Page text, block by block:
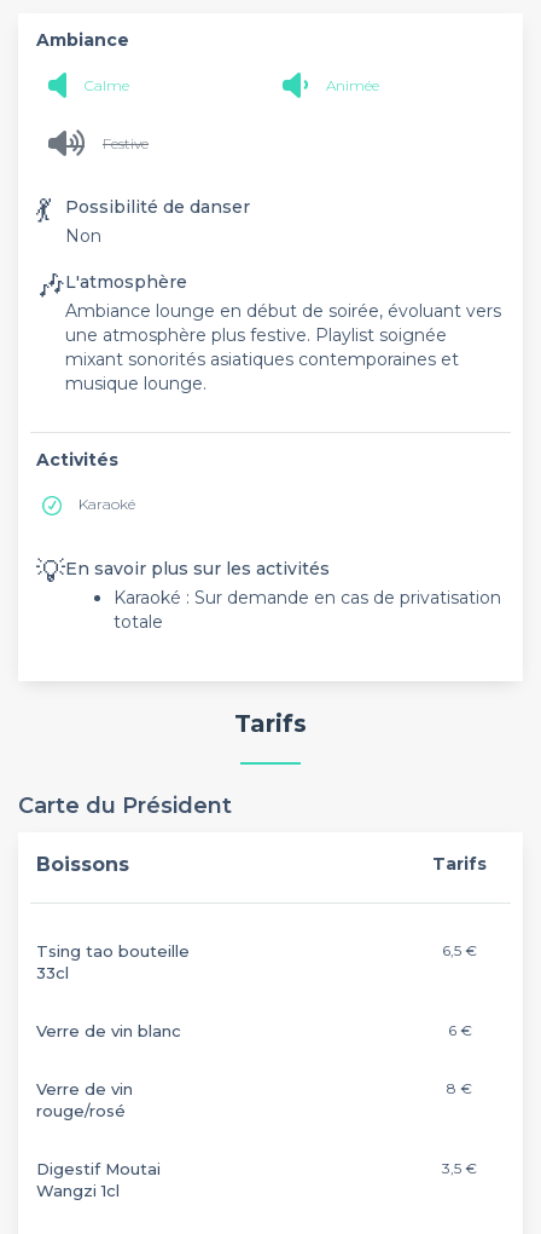
Ambiance
Calme Animée
Festive
💃
Possibilité de danser
Non
🎶L'atmosphère
Ambiance lounge en début de soirée, évoluant vers
une atmosphère plus festive. Playlist soignée
mixant sonorités asiatiques contemporaines et
musique lounge.
Activités
Karaoké
💡En savoir plus sur les activités
Karaoké : Sur demande en cas de privatisation
totale
Tarifs
Carte du Président
Boissons Tarifs
Tsing tao bouteille
33cl
6,5 €
Verre de vin blanc 6 €
Verre de vin
rouge/rosé
8 €
Digestif Moutai
Wangzi 1cl
3,5 €